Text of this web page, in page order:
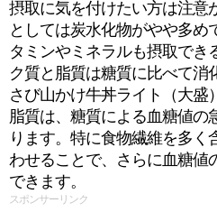
摂取に気を付けたい方は注意
としては炭水化物がやや多め
タミンやミネラルも摂取でき
ク質と脂質は糖質に比べて消
さび山かけ牛丼ライト（大盛
脂質は、糖質による血糖値の
ります。特に食物繊維を多く
わせることで、さらに血糖値
できます。
スポンサーリンク